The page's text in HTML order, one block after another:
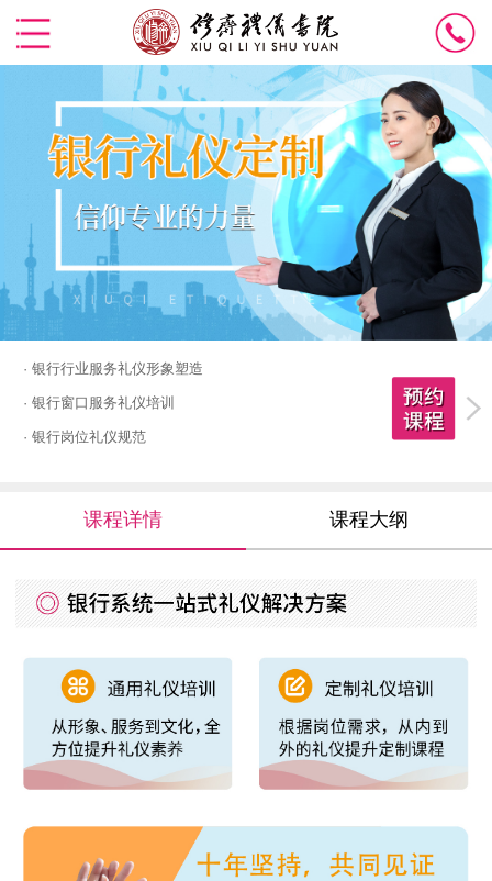
· 银行行业服务礼仪形象塑造
· 银行窗口服务礼仪培训
· 银行岗位礼仪规范
课程详情 课程大纲